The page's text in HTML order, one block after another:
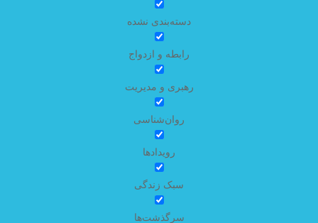
دسته‌بندی نشده
رابطه و ازدواج
رهبری و مدیریت
روان‌شناسی
رویدادها
سبک زندگی
سرگذشت‌ها